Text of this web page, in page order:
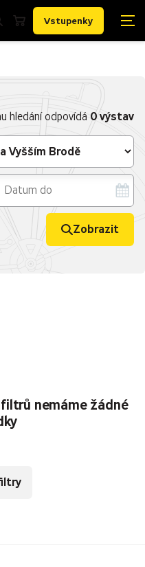
Vstupenky
hledání odpovídá 0 výstav
Zobrazit
nemáme žádné